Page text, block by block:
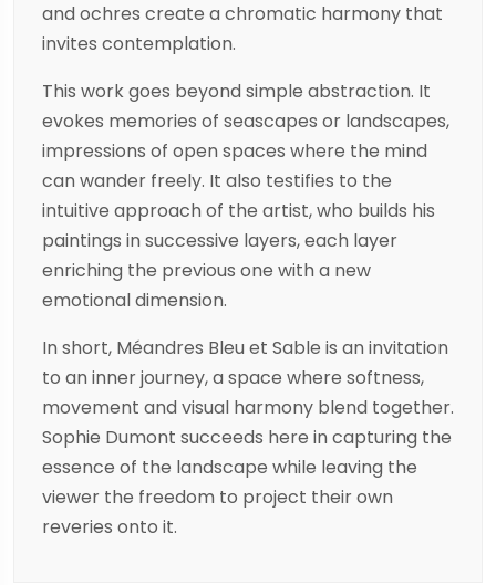
and ochres create a chromatic harmony that
invites contemplation.
This work goes beyond simple abstraction. It
evokes memories of seascapes or landscapes,
impressions of open spaces where the mind
can wander freely. It also testifies to the
intuitive approach of the artist, who builds his
paintings in successive layers, each layer
enriching the previous one with a new
emotional dimension.
In short, Méandres Bleu et Sable is an invitation
to an inner journey, a space where softness,
movement and visual harmony blend together.
Sophie Dumont succeeds here in capturing the
essence of the landscape while leaving the
viewer the freedom to project their own
reveries onto it.